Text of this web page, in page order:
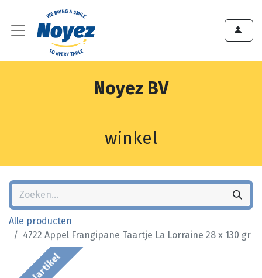
Noyez BV
winkel
Alle producten
4722 Appel Frangipane Taartje La Lorraine 28 x 130 gr